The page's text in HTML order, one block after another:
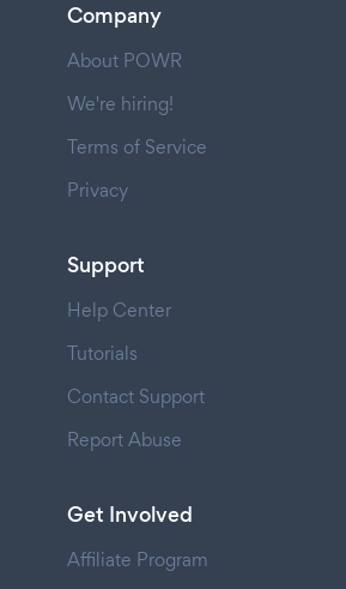
Company
About POWR
We're hiring!
Terms of Service
Privacy
Support
Help Center
Tutorials
Contact Support
Report Abuse
Get Involved
Affiliate Program